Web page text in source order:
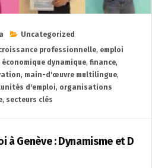
Uncategorized
professionnelle, emploi
dynamique, finance,
, main-d'œuvre multilingue,
d'emploi, organisations
, secteurs clés
à Genève : Dynamisme et D